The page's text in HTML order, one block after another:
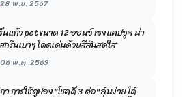
28 พ.ย. 2567
นแก้ว pet ขนาด 12 ออนซ์ ทรงแคปซูล น่า
กรีนเบาๆ โดดเด่นด้วยสีสันสดใส
06 พ.ค. 2569
า การใช้คูปอง "โชคดี 3 ต่อ" ลุ้นง่าย ได้